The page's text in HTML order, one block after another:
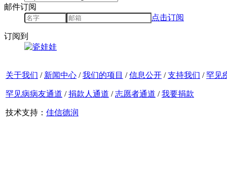
邮件订阅
点击订阅
订阅到
关于我们 / 新闻中心 / 我们的项目 / 信息公开 / 支持我们 / 罕见
罕见病病友通道 / 捐款人通道 / 志愿者通道 / 我要捐款
技术支持： 佳信德润